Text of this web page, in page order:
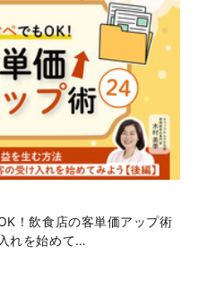
！飲食店の客単価アップ術
れを始めて…